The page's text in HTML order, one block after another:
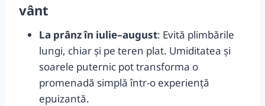
vânt
La prânz în iulie–august: Evită plimbările
lungi, chiar și pe teren plat. Umiditatea și
soarele puternic pot transforma o
promenadă simplă într-o experiență
epuizantă.